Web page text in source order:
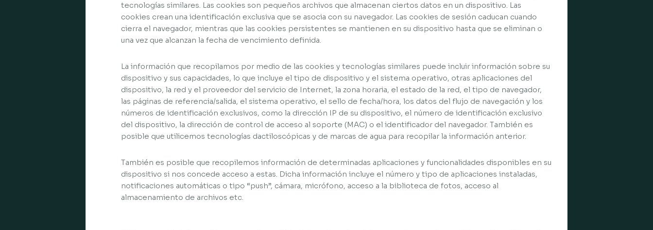
tecnologías similares. Las cookies son pequeños archivos que almacenan ciertos datos en un dispositivo. Las
cookies crean una identificación exclusiva que se asocia con su navegador. Las cookies de sesión caducan cuando
cierra el navegador, mientras que las cookies persistentes se mantienen en su dispositivo hasta que se eliminan o
una vez que alcanzan la fecha de vencimiento definida.
La información que recopilamos por medio de las cookies y tecnologías similares puede incluir información sobre su
dispositivo y sus capacidades, lo que incluye el tipo de dispositivo y el sistema operativo, otras aplicaciones del
dispositivo, la red y el proveedor del servicio de Internet, la zona horaria, el estado de la red, el tipo de navegador,
las páginas de referencia/salida, el sistema operativo, el sello de fecha/hora, los datos del flujo de navegación y los
números de identificación exclusivos, como la dirección IP de su dispositivo, el número de identificación exclusivo
del dispositivo, la dirección de control de acceso al soporte (MAC) o el identificador del navegador. También es
posible que utilicemos tecnologías dactiloscópicas y de marcas de agua para recopilar la información anterior.
También es posible que recopilemos información de determinadas aplicaciones y funcionalidades disponibles en su
dispositivo si nos concede acceso a estas. Dicha información incluye el número y tipo de aplicaciones instaladas,
notificaciones automáticas o tipo “push”, cámara, micrófono, acceso a la biblioteca de fotos, acceso al
almacenamiento de archivos etc.